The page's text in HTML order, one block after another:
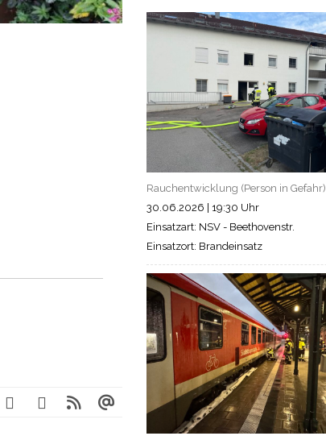
Rauchentwicklung (Person in Gefahr)
30.06.2026
19:30 Uhr
Einsatzart: NSV - Beethovenstr.
Einsatzort: Brandeinsatz